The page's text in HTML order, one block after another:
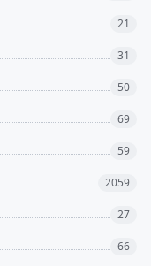
21
31
50
69
59
2059
27
66